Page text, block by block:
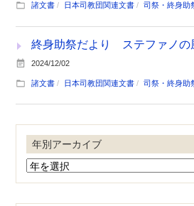
諸文書 日本司教団関連文書 司祭・終身助
終身助祭だより ステファノ
2024/12/02
諸文書 日本司教団関連文書 司祭・終身助
年別アーカイブ